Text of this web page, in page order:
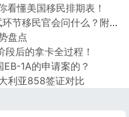
懂美国移民排期表！
○ 美国EB-1A杰出人才移民面试环节移民官会问什么？附往届高频提问！
盘点
后的拿卡全过程！
1A的申请案的？
利亚858签证对比